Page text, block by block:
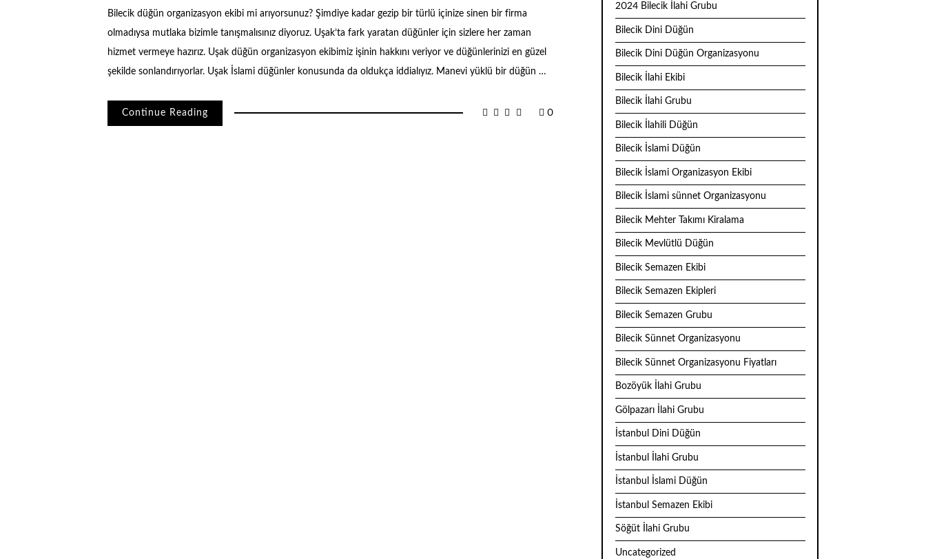
Bilecik düğün organizasyon ekibi mi arıyorsunuz? Şimdiye kadar gezip bir türlü içinize sinen bir firma
olmadıysa mutlaka bizimle tanışmalısınız diyoruz. Uşak’ta fark yaratan düğünler için sizlere her zaman
hizmet vermeye hazırız. Uşak düğün organizasyon ekibimiz işinin hakkını veriyor ve düğünlerinizi en güzel
şekilde sonlandırıyorlar. Uşak İslami düğünler konusunda da oldukça iddialıyız. Manevi yüklü bir düğün …
Continue Reading 0
2024 Bilecik İlahi Grubu
Bilecik Dini Düğün
Bilecik Dini Düğün Organizasyonu
Bilecik İlahi Ekibi
Bilecik İlahi Grubu
Bilecik İlahili Düğün
Bilecik İslami Düğün
Bilecik İslami Organizasyon Ekibi
Bilecik İslami sünnet Organizasyonu
Bilecik Mehter Takımı Kiralama
Bilecik Mevlütlü Düğün
Bilecik Semazen Ekibi
Bilecik Semazen Ekipleri
Bilecik Semazen Grubu
Bilecik Sünnet Organizasyonu
Bilecik Sünnet Organizasyonu Fiyatları
Bozöyük İlahi Grubu
Gölpazarı İlahi Grubu
İstanbul Dini Düğün
İstanbul İlahi Grubu
İstanbul İslami Düğün
İstanbul Semazen Ekibi
Söğüt İlahi Grubu
Uncategorized